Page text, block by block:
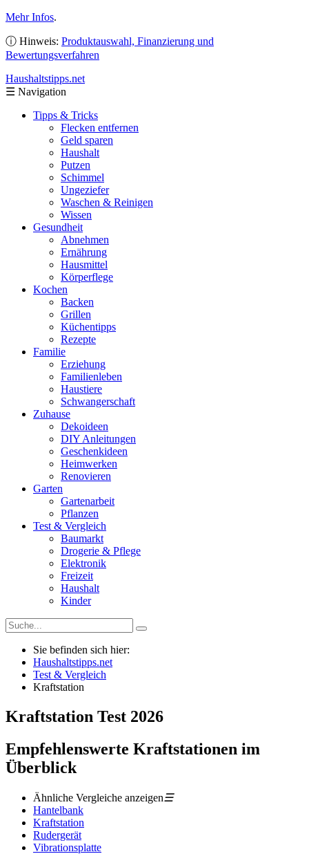
Mehr Infos.
ⓘ Hinweis: Produktauswahl, Finanzierung und
Bewertungsverfahren
Haushaltstipps.net
☰ Navigation
Tipps & Tricks
Flecken entfernen
Geld sparen
Haushalt
Putzen
Schimmel
Ungeziefer
Waschen & Reinigen
Wissen
Gesundheit
Abnehmen
Ernährung
Hausmittel
Körperflege
Kochen
Backen
Grillen
Küchentipps
Rezepte
Familie
Erziehung
Familienleben
Haustiere
Schwangerschaft
Zuhause
Dekoideen
DIY Anleitungen
Geschenkideen
Heimwerken
Renovieren
Garten
Gartenarbeit
Pflanzen
Test & Vergleich
Baumarkt
Drogerie & Pflege
Elektronik
Freizeit
Haushalt
Kinder
Sie befinden sich hier:
Haushaltstipps.net
Test & Vergleich
Kraftstation
Kraftstation Test 2026
Empfehlenswerte Kraftstationen im
Überblick
Ähnliche Vergleiche anzeigen☰
Hantelbank
Kraftstation
Rudergerät
Vibrationsplatte